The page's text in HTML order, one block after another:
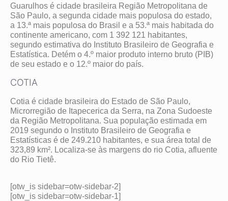
Guarulhos é cidade brasileira Região Metropolitana de
São Paulo, a segunda cidade mais populosa do estado,
a 13.ª mais populosa do Brasil e a 53.ª mais habitada do
continente americano, com 1 392 121 habitantes,
segundo estimativa do Instituto Brasileiro de Geografia e
Estatística. Detém o 4.º maior produto interno bruto (PIB)
de seu estado e o 12.º maior do país.
COTIA
Cotia é cidade brasileira do Estado de São Paulo,
Microrregião de Itapecerica da Serra, na Zona Sudoeste
da Região Metropolitana. Sua população estimada em
2019 segundo o Instituto Brasileiro de Geografia e
Estatísticas é de 249.210 habitantes, e sua área total de
323,89 km². Localiza-se às margens do rio Cotia, afluente
do Rio Tietê.
[otw_is sidebar=otw-sidebar-2]
[otw_is sidebar=otw-sidebar-1]